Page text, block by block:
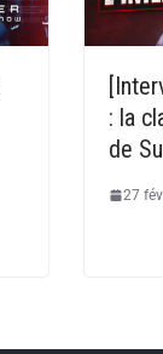
: la
de
27